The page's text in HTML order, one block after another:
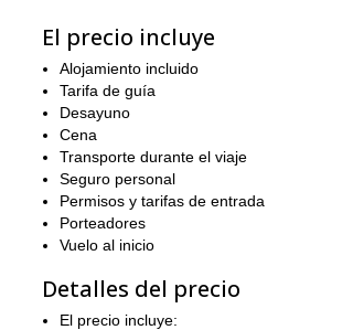
majestuosa montaña.Para una descripción
Por favor, ten en cuenta que escalar el
será difícil predecir el clima de la montaña
Entonces, ¿estás listo para unirte a mí en
viaje y vamos a por ello. Garantizo que
Si buscas una expedición de montañismo
Ama Dablam, Nepal.
El precio incluye
Alojamiento incluido
Tarifa de guía
Desayuno
Cena
Transporte durante el viaje
Seguro personal
Permisos y tarifas de entrada
Porteadores
Vuelo al inicio
Detalles del precio
El precio incluye: